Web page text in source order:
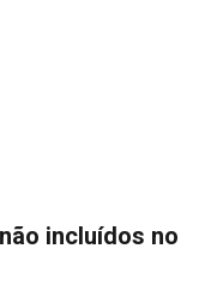
incluídos no